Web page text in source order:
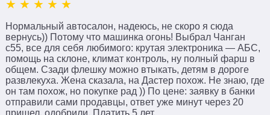
Нормальный автосалон, надеюсь, не скоро я сюда
вернусь)) Потому что машинка огонь! Выбрал Чанган
с55, все для себя любимого: крутая электроника — АБС,
помощь на склоне, климат контроль, ну полный фарш в
общем. Сзади флешку можно втыкать, детям в дороге
развлекуха. Жена сказала, на Дастер похож. Не знаю, где
он там похож, но покупке рад )) По цене: заявку в банки
отправили сами продавцы, ответ уже минут через 20
пришел, одобрили. Платить 5 лет.